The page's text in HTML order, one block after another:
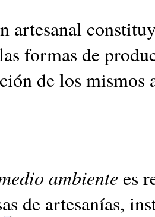
artesanal
formas de
de los mismos
ambiente es
de artesanías,